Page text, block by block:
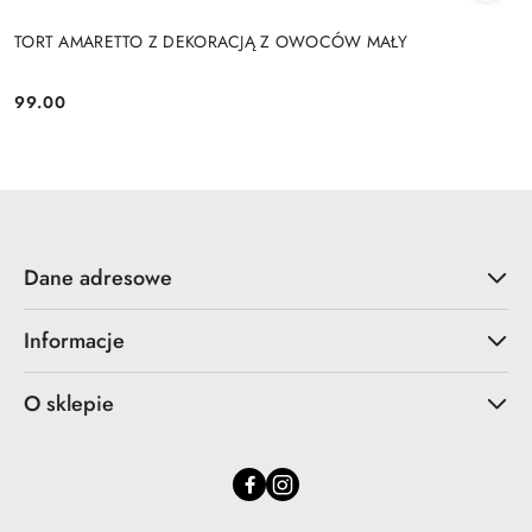
TORT AMARETTO Z DEKORACJĄ Z OWOCÓW MAŁY
Cena:
99.00
Dane adresowe
Informacje
O sklepie